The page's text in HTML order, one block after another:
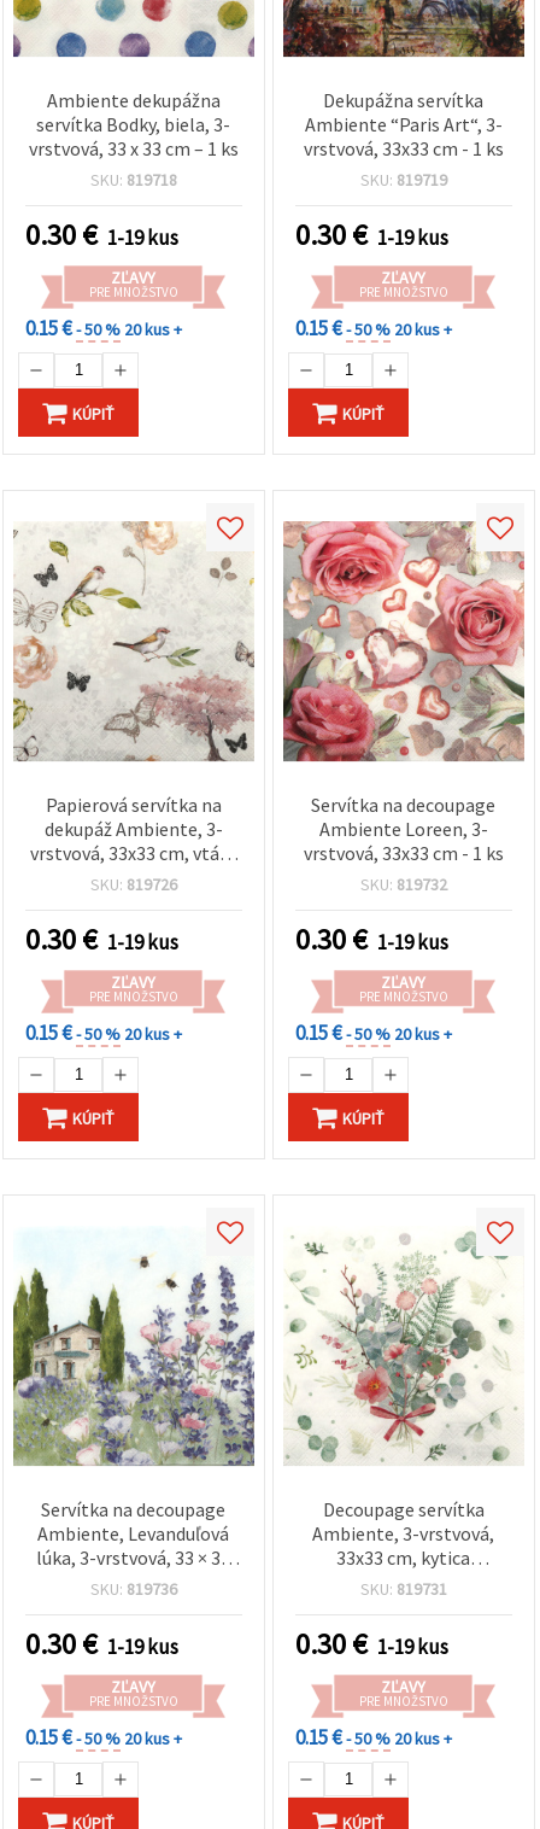
Ambiente dekupážna
servítka Bodky, biela, 3-
vrstvová, 33 x 33 cm – 1 ks
SKU: 819718
0.30€ 1-19 kus
ZĽAVY
PRE MNOŽSTVO
0.15 €- 50 % 20 kus +
KÚPIŤ
Dekupážna servítka
Ambiente “Paris Art“, 3-
vrstvová, 33x33 cm - 1 ks
SKU: 819719
0.30€ 1-19 kus
ZĽAVY
PRE MNOŽSTVO
0.15 €- 50 % 20 kus +
KÚPIŤ
Papierová servítka na
dekupáž Ambiente, 3-
vrstvová, 33x33 cm, vtáky
a motýle, sivá – 1 ks
SKU: 819726
0.30€ 1-19 kus
ZĽAVY
PRE MNOŽSTVO
0.15 €- 50 % 20 kus +
KÚPIŤ
Servítka na decoupage
Ambiente Loreen, 3-
vrstvová, 33x33 cm - 1 ks
SKU: 819732
0.30€ 1-19 kus
ZĽAVY
PRE MNOŽSTVO
0.15 €- 50 % 20 kus +
KÚPIŤ
Servítka na decoupage
Ambiente, Levanduľová
lúka, 3-vrstvová, 33 × 33
cm – 1 ks
SKU: 819736
0.30€ 1-19 kus
ZĽAVY
PRE MNOŽSTVO
0.15 €- 50 % 20 kus +
KÚPIŤ
Decoupage servítka
Ambiente, 3-vrstvová,
33x33 cm, kytica
eukalyptu a papradí – 1 ks
SKU: 819731
0.30€ 1-19 kus
ZĽAVY
PRE MNOŽSTVO
0.15 €- 50 % 20 kus +
KÚPIŤ